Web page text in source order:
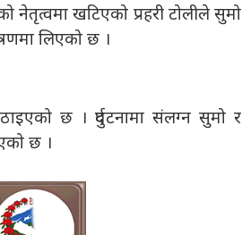
नेतृत्वमा खटिएको प्रहरी टोलीले सुमो
लिएको छ ।
छ । दुर्घटनामा संलग्न सुमो र
छ ।